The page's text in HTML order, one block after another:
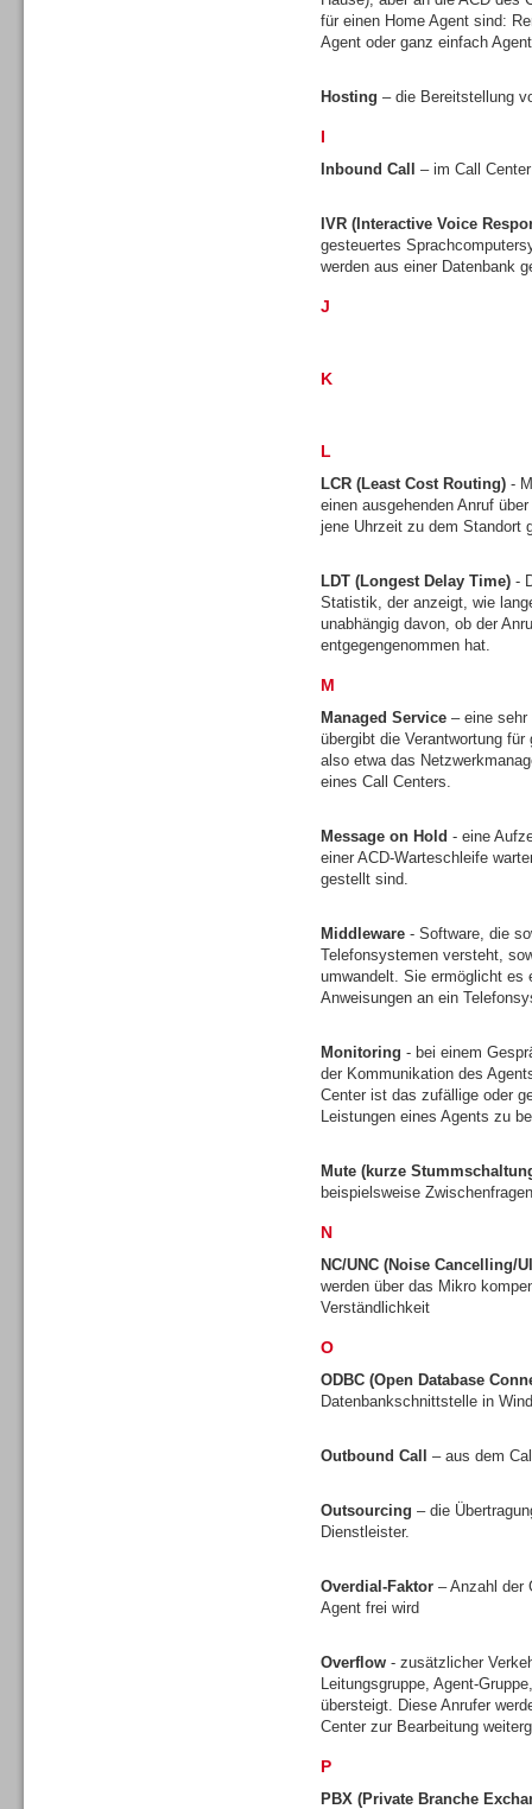
für einen Home Agent sind:
Agent oder ganz einfach
Hosting – die Bereitstellung
I
Inbound Call – im Call
IVR (Interactive Voice
gesteuertes
werden aus einer Datenbank
J
K
L
LCR (Least Cost Routing) -
einen ausgehenden Anruf
jene Uhrzeit zu dem Standort
LDT (Longest Delay Time) -
Statistik, der anzeigt, wie
unabhängig davon, ob der
entgegengenommen hat.
M
Managed Service – eine sehr
übergibt die Verantwortung
also etwa das
eines Call Centers.
Message on Hold - eine
einer ACD-Warteschleife
gestellt sind.
Middleware - Software, die
Telefonsystemen versteht,
umwandelt. Sie ermöglicht es
Anweisungen an ein
Monitoring - bei einem
der Kommunikation des
Center ist das zufällige oder
Leistungen eines Agents zu
Mute (kurze
beispielsweise
N
NC/UNC (Noise Cancelling/
werden über das Mikro
Verständlichkeit
O
ODBC (Open Database
Datenbankschnittstelle in
Outbound Call – aus dem
Outsourcing – die
Dienstleister.
Overdial-Faktor – Anzahl der
Agent frei wird
Overflow - zusätzlicher
Leitungsgruppe, Agent-
übersteigt. Diese Anrufer
Center zur Bearbeitung
P
PBX (Private Branche